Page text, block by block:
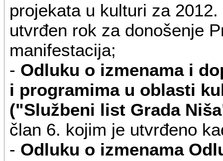
"Nisomnia" - muzički
stvaralaštva iz oblasti
godine i ima međunarodni
Festival se održava na
u toku leta.
projekata u kulturi za
utvrđen rok za donošenje
manifestacija;
- Odluku o izmenama i
i programima u oblasti
("Službeni list Grada
član 6. kojim je utvrđeno
- Odluku o izmenama